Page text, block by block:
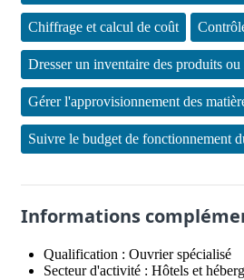
Chiffrage et calcul de coût
Dresser un inventaire des produits
Gérer l'approvisionnement des
Suivre le budget de fonctionnement
Informations
Qualification : Ouvrier spécialisé
Secteur d'activité : Hôtels et